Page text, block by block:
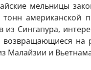
мельницы
тонн американской
из Сингапура,
возвращающиеся на
Малайзии и